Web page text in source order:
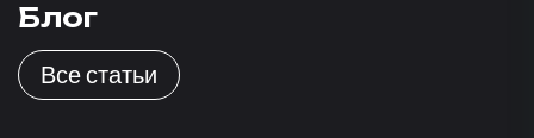
Блог
Все статьи